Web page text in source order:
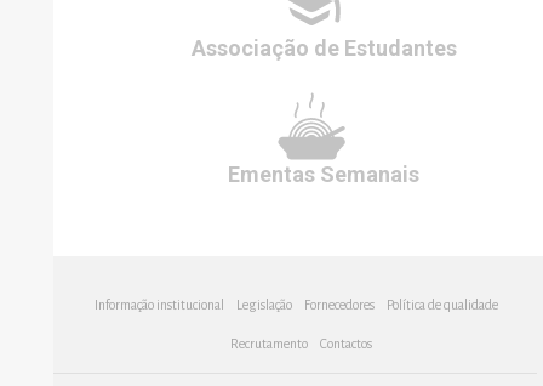
Associação de Estudantes
Ementas Semanais
Informação institucional Legislação Fornecedores Política de qualidade
Recrutamento Contactos